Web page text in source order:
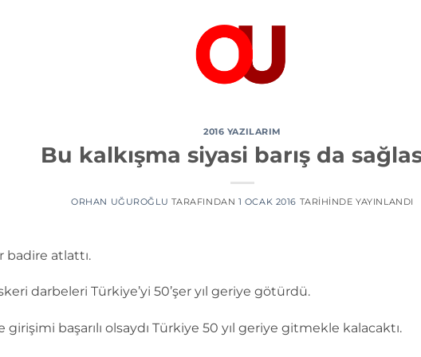
2016 YAZILARIM
Bu kalkışma siyasi barış da
ORHAN UĞUROĞLU TARAFINDAN 1 OCAK 2016 TARIHINDE YAYINLANDI
atlattı.
darbeleri Türkiye’yi 50’şer yıl geriye götürdü.
girişimi başarılı olsaydı Türkiye 50 yıl geriye gitmekle kalacaktı.